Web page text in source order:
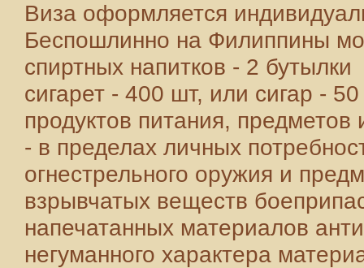
Виза оформляется
Беспошлинно на Филиппины
спиртных напитков - 2 бутылки
сигарет - 400 шт, или сигар -
продуктов питания,
- в пределах личных
огнестрельного оружия и
взрывчатых веществ
напечатанных материалов
негуманного характера